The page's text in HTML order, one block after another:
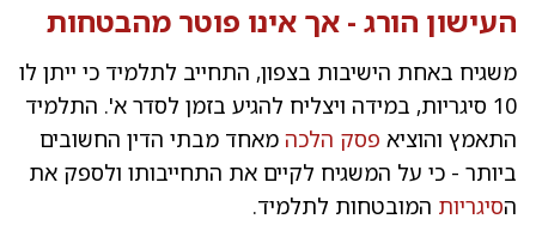
העישון הורג - אך אינו פוטר מהבטחות
משגיח באחת הישיבות בצפון, התחייב לתלמיד כי ייתן לו
10 סיגריות, במידה ויצליח להגיע בזמן לסדר א'. התלמיד
התאמץ והוציא פסק הלכה מאחד מבתי הדין החשובים
ביותר - כי על המשגיח לקיים את התחייבותו ולספק את
הסיגריות המובטחות לתלמיד.